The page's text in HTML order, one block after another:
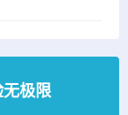
无极限